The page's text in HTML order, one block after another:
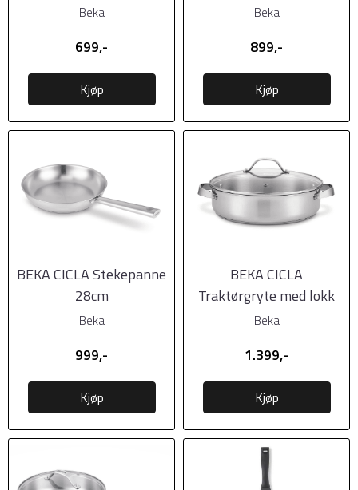
Beka
699,-
Kjøp
Beka
899,-
Kjøp
BEKA CICLA Stekepanne
28cm
Beka
999,-
Kjøp
BEKA CICLA
Traktørgryte med lokk
28cm, 4,1 liter
Beka
1.399,-
Kjøp